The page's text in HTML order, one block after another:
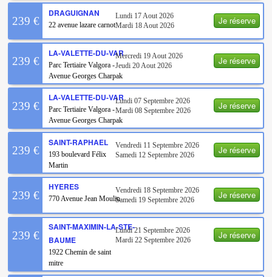
Je réserve
239 €
DRAGUIGNAN
22 avenue lazare carnot
Lundi 17 Aout 2026
Mardi 18 Aout 2026
Je réserve
239 €
LA-VALETTE-DU-VAR
Parc Tertiaire Valgora -
Avenue Georges Charpak
Mercredi 19 Aout 2026
Jeudi 20 Aout 2026
Je réserve
239 €
LA-VALETTE-DU-VAR
Parc Tertiaire Valgora -
Avenue Georges Charpak
Lundi 07 Septembre 2026
Mardi 08 Septembre 2026
Je réserve
239 €
SAINT-RAPHAEL
193 boulevard Félix
Martin
Vendredi 11 Septembre 2026
Samedi 12 Septembre 2026
Je réserve
239 €
HYERES
770 Avenue Jean Moulin
Vendredi 18 Septembre 2026
Samedi 19 Septembre 2026
Je réserve
239 €
SAINT-MAXIMIN-LA-STE-
BAUME
1922 Chemin de saint
mitre
Lundi 21 Septembre 2026
Mardi 22 Septembre 2026